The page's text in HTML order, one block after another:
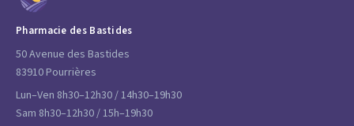
Pharmacie des Bastides
50 Avenue des Bastides
83910 Pourrières
Lun–Ven 8h30–12h30 / 14h30–19h30
Sam 8h30–12h30 / 15h–19h30